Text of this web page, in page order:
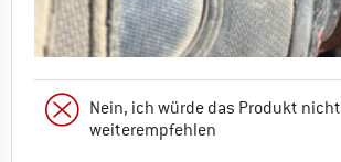
Nein, ich würde das Produkt nicht
weiterempfehlen